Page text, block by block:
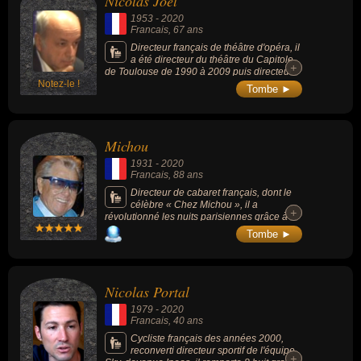
qui concerne leurs nationalités au moment de leurs morts, ils
peuvent avoir été francais, anglais ou allemand par exemple.
controverses avec les institutions
zoologiques européennes, qui contestaient
la pertinence éthique du dressage de
fauves). Il a acquis une notoriété en tant
qu'essayiste grâce à son ouvrage "La Bête
du Gévaudan, l'innocence des loups" (1992),
qui défend une thèse historique réhabilitant
le loup (lui a permis de devenir une figure
Notez-le !
1953 - 2020
Francais , 67 ans
Directeur français de théâtre d'opéra, il
a été directeur du théâtre du Capitole
de Toulouse de 1990 à 2009 puis directeur
de l'Opéra national de Paris de 2009 à 2014.
+
+
Tombe ►
Michou
1931 - 2020
Francais, 88 ans
Directeur de cabaret français, dont le
célèbre « Chez Michou », il a
révolutionné les nuits parisiennes grâce à
son cabaret. Par son apparence
vestimentaire extravagante et kitsch, dont de
+
+
Tombe ►
Nicolas Portal
1979 - 2020
Francais , 40 ans
Cycliste français des années 2000,
reconverti directeur sportif de l'équipe
+
+